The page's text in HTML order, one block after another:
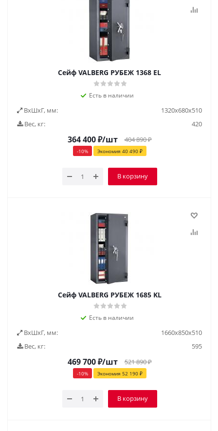
Сейф VALBERG РУБЕЖ 1368 EL
Есть в наличии
ВxШxГ, мм:
1320х680х510
Вес, кг:
420
364 400₽/шт 404 890₽
-10% Экономия 40 490₽
В корзину
Сейф VALBERG РУБЕЖ 1685 KL
Есть в наличии
ВxШxГ, мм:
1660х850х510
Вес, кг:
595
469 700₽/шт 521 890₽
-10% Экономия 52 190₽
В корзину